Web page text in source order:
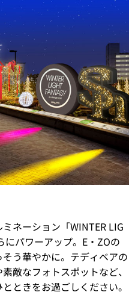
ネーション「WINTER LIG
にパワーアップ。E・ZOの
う華やかに。テディベアの
敵なフォトスポットなど、
ときをお過ごしください。